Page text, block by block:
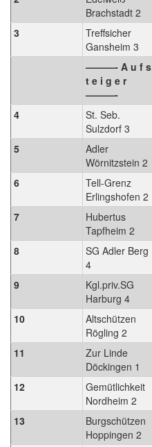
Brachstadt 2
3
Treffsicher
Gansheim 3
———- A u f s
t e i g e r
———-
4
St. Seb.
Sulzdorf 3
5
Adler
Wörnitzstein 2
6
Tell-Grenz
Erlingshofen 2
7
Hubertus
Tapfheim 2
8
SG Adler Berg
4
9
Kgl.priv.SG
Harburg 4
10
Altschützen
Rögling 2
11
Zur Linde
Döckingen 1
12
Gemütlichkeit
Nordheim 2
13
Burgschützen
Hoppingen 2